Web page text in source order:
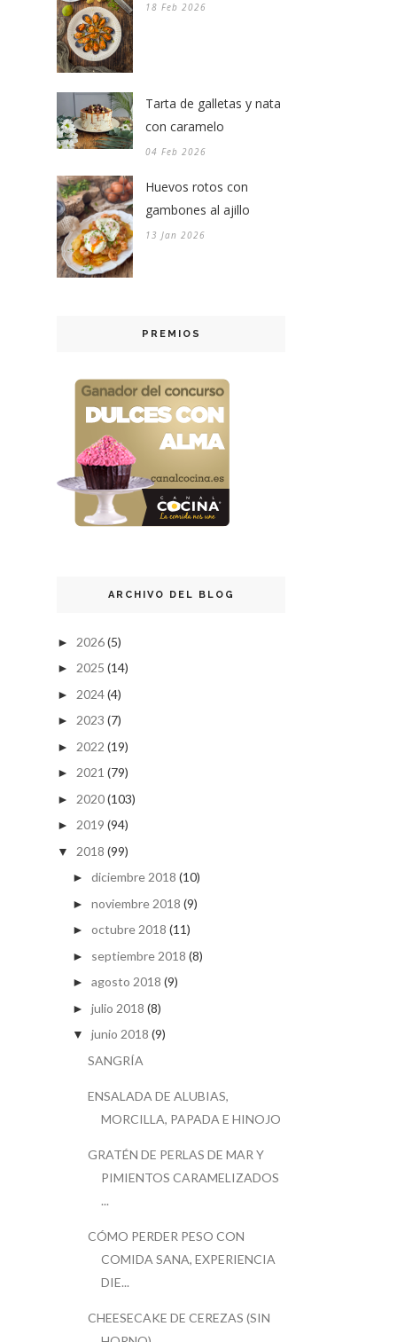
18 Feb 2026
Tarta de galletas y nata
con caramelo
04 Feb 2026
Huevos rotos con
gambones al ajillo
13 Jan 2026
PREMIOS
ARCHIVO DEL BLOG
► 2026(5)
► 2025 (14)
► 2024(4)
► 2023 (7)
► 2022 (19)
► 2021 (79)
► 2020(103)
► 2019 (94)
▼ 2018 (99)
► diciembre 2018 (10)
► noviembre 2018 (9)
► octubre 2018 (11)
► septiembre 2018 (8)
► agosto 2018 (9)
► julio 2018 (8)
▼ junio 2018 (9)
SANGRÍA
ENSALADA DE ALUBIAS,
MORCILLA, PAPADA E HINOJO
GRATÉN DE PERLAS DE MAR Y
PIMIENTOS CARAMELIZADOS
...
CÓMO PERDER PESO CON
COMIDA SANA, EXPERIENCIA
DIE...
CHEESECAKE DE CEREZAS (SIN